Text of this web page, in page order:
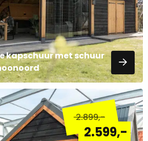
kapschuur met schuur
2.899,-
2.599,-